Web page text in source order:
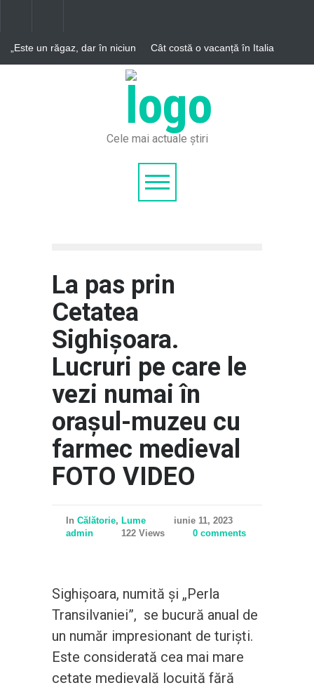
„Este un răgaz, dar în niciun
Aleph News
Cât costă o vacanță în Italia
cheltuielile
Pleci în vacanță, dar rămâi
psihologi pentru o vacanțăCele mai actuale știri
La pas prin
Cetatea
Sighișoara.
Lucruri pe care le
vezi numai în
orașul-muzeu cu
farmec medieval
FOTO VIDEO
In Călătorie, Lume
iunie 11, 2023
admin
122 Views 0 comments
Sighișoara, numită și „Perla
Transilvaniei”, se bucură anual de
un număr impresionant de turiști.
Este considerată cea mai mare
cetate medievală locuită fără